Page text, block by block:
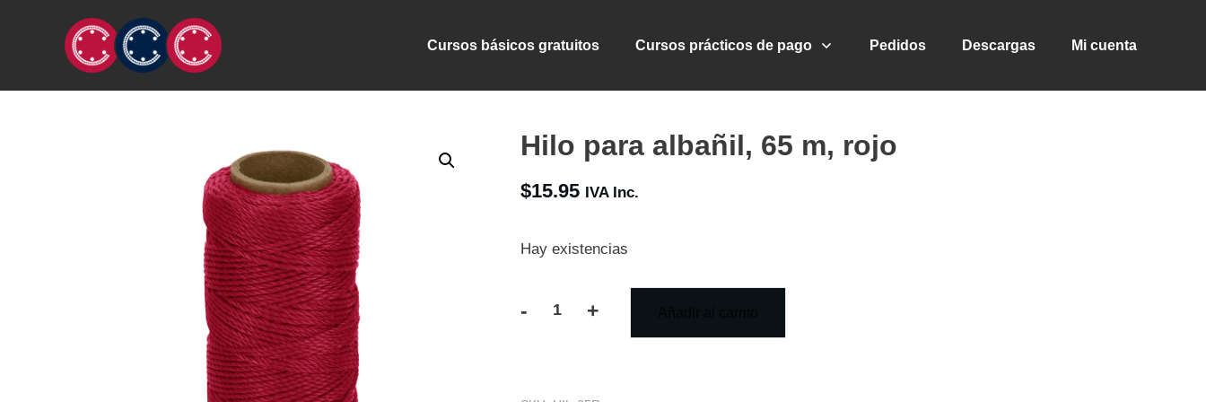
Cursos básicos gratuitos Cursos prácticos de pago Pedidos Descargas Mi cuenta
Hilo para albañil, 65 m, rojo
$15.95 IVA Inc.
Hay existencias
- +